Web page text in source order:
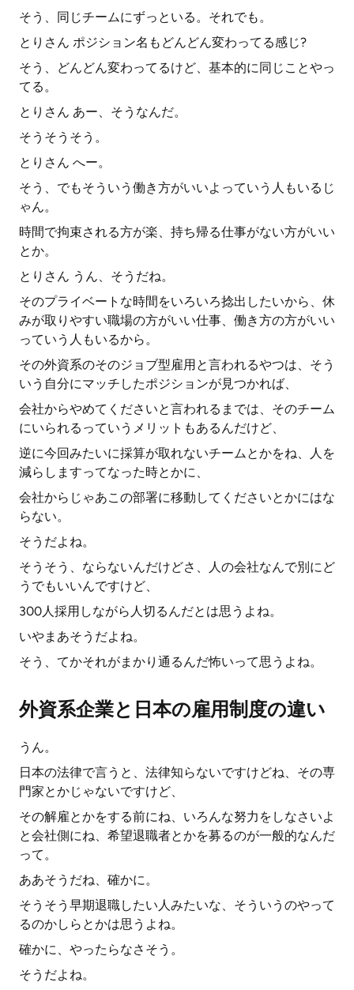
そう、同じチームにずっといる。それでも。
とりさん ポジション名もどんどん変わってる感じ?
そう、どんどん変わってるけど、基本的に同じことやっ
てる。
とりさん あー、そうなんだ。
そうそうそう。
とりさん へー。
そう、でもそういう働き方がいいよっていう人もいるじ
ゃん。
時間で拘束される方が楽、持ち帰る仕事がない方がいい
とか。
とりさん うん、そうだね。
そのプライベートな時間をいろいろ捻出したいから、休
みが取りやすい職場の方がいい仕事、働き方の方がいい
っていう人もいるから。
その外資系のそのジョブ型雇用と言われるやつは、そう
いう自分にマッチしたポジションが見つかれば、
会社からやめてくださいと言われるまでは、そのチーム
にいられるっていうメリットもあるんだけど、
逆に今回みたいに採算が取れないチームとかをね、人を
減らしますってなった時とかに、
会社からじゃあこの部署に移動してくださいとかにはな
らない。
そうだよね。
そうそう、ならないんだけどさ、人の会社なんで別にど
うでもいいんですけど、
300人採用しながら人切るんだとは思うよね。
いやまあそうだよね。
そう、てかそれがまかり通るんだ怖いって思うよね。
外資系企業と日本の雇用制度の違い
うん。
日本の法律で言うと、法律知らないですけどね、その専
門家とかじゃないですけど、
その解雇とかをする前にね、いろんな努力をしなさいよ
と会社側にね、希望退職者とかを募るのが一般的なんだ
って。
ああそうだね、確かに。
そうそう早期退職したい人みたいな、そういうのやって
るのかしらとかは思うよね。
確かに、やったらなさそう。
そうだよね。